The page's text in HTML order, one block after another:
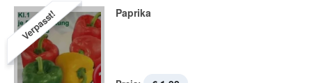
Verpasst! Paprika